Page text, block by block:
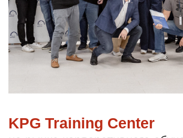
Участвовали в формировании
корпоративных Университетов для такими
Обучили 50 000+ руководителей и
персонала, Продажи и переговоры,
Коммуникации и Креативное мышление,
Эмоциональное лидерство и управление
конфликтом и др.